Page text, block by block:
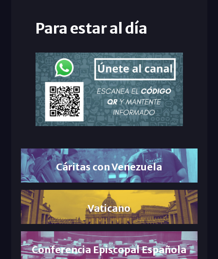
Para estar al día
Cáritas con Venezuela
Vaticano
Conferencia Episcopal Española